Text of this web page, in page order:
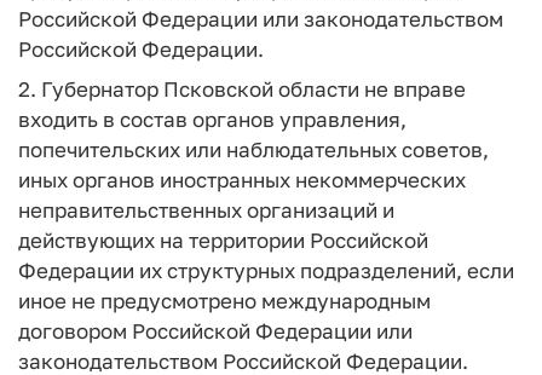
Российской Федерации или законодательством
Российской Федерации.
2. Губернатор Псковской области не вправе
входить в состав органов управления,
попечительских или наблюдательных советов,
иных органов иностранных некоммерческих
неправительственных организаций и
действующих на территории Российской
Федерации их структурных подразделений, если
иное не предусмотрено международным
договором Российской Федерации или
законодательством Российской Федерации.